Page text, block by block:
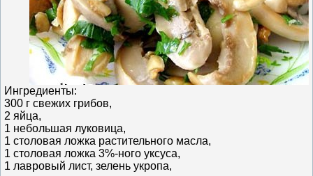
Ингредиенты:
300 г свежих грибов,
2 яйца,
1 небольшая луковица,
1 столовая ложка растительного масла,
1 столовая ложка 3%‑ного уксуса,
1 лавровый лист, зелень укропа,